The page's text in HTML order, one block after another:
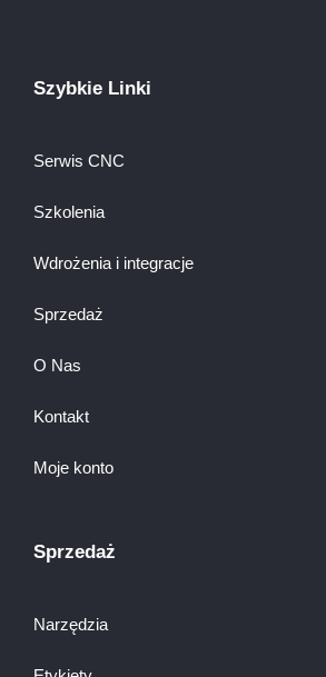
Szybkie Linki
Serwis CNC
Szkolenia
Wdrożenia i integracje
Sprzedaż
O Nas
Kontakt
Moje konto
Sprzedaż
Narzędzia